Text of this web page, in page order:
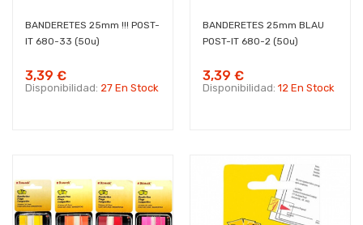
BANDERETES 25mm !!! POST-
IT 680-33 (50u)
3,39 €
Disponibilidad: 27 En Stock
BANDERETES 25mm BLAU
POST-IT 680-2 (50u)
3,39 €
Disponibilidad: 12 En Stock